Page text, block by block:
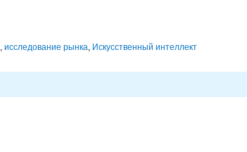
, исследование рынка, Искусственный интеллект